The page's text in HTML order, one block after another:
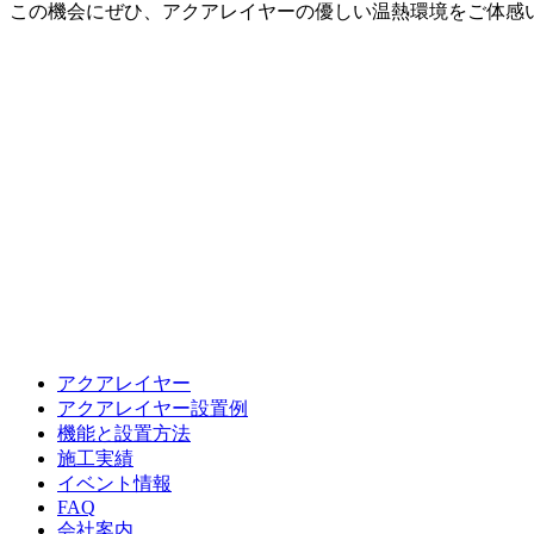
この機会にぜひ、アクアレイヤーの優しい温熱環境をご体感
アクアレイヤー
アクアレイヤー設置例
機能と設置方法
施工実績
イベント情報
FAQ